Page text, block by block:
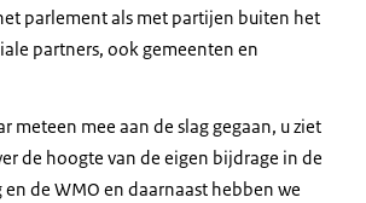
parlement als met partijen buiten het
partners, ook gemeenten en
meteen mee aan de slag gegaan, u ziet
de hoogte van de eigen bijdrage in de
de WMO en daarnaast hebben we